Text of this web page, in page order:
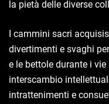
la pietà delle diverse
I cammini sacri
divertimenti e svaghi
e le bettole durante i
interscambio
intrattenimenti e